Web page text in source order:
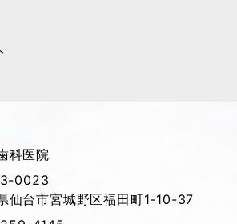
科医院
0023
仙台市宮城野区福田町1-10-37